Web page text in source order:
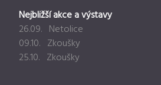
Nejbližší akce a výstavy
26.09. Netolice
09.10. Zkoušky
25.10. Zkoušky